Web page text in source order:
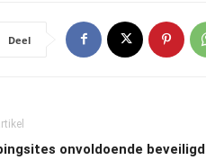
Deel
onvoldoende beveiligd